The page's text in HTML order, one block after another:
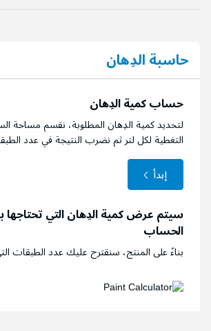
حاسبة الدِهان
حساب كمية الدِهان
لتحديد كمية الدِهان المطلوبة، نقسم مساحة
التغطية لكل لتر ثم نضرب النتيجة في عدد
إبدأ
سيتم عرض كمية الدِهان التي تحتاجها
الحساب
بناءً على المنتج، سنقترح عليك عدد الطبقات